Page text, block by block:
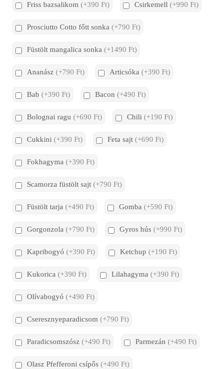
Friss bazsalikom (+390 Ft) Csirkemell (+990 Ft)
Prosciutto Cotto főtt sonka (+790 Ft)
Füstölt mangalica sonka (+1490 Ft)
Ananász (+790 Ft) Articsóka (+390 Ft)
Bab (+390 Ft) Bacon (+490 Ft)
Bolognai ragu (+690 Ft) Chili (+190 Ft)
Cukkini (+390 Ft) Feta sajt (+690 Ft)
Fokhagyma (+390 Ft)
Scamorza füstölt sajt (+790 Ft)
Füstölt tarja (+490 Ft) Gomba (+590 Ft)
Gorgonzola (+790 Ft) Gyros hús (+990 Ft)
Kapribogyó (+390 Ft) Ketchup (+190 Ft)
Kukorica (+390 Ft) Lilahagyma (+390 Ft)
Olívabogyó (+490 Ft)
Cseresznyeparadicsom (+790 Ft)
Paradicsomszósz (+490 Ft) Parmezán (+490 Ft)
Olasz Pfefferoni csípős (+490 Ft)